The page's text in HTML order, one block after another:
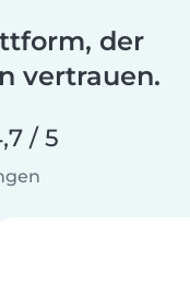
der
vertrauen.
/ 5